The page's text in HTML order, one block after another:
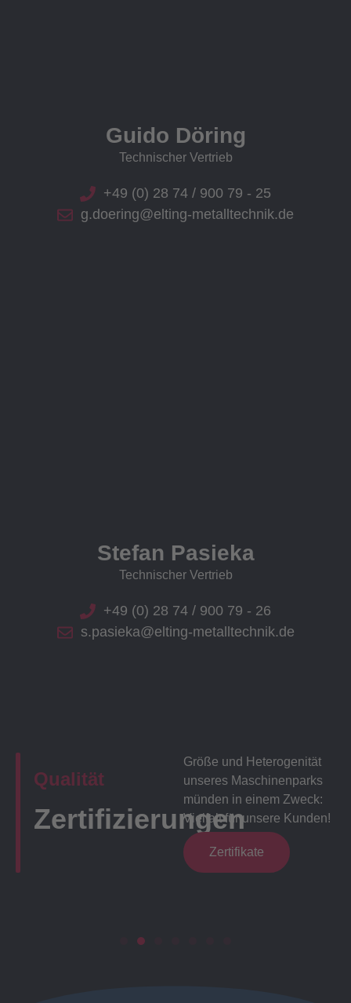
Guido Döring
Technischer Vertrieb
+49 (0) 28 74 / 900 79 - 25
g.doering@elting-metalltechnik.de
Stefan Pasieka
Technischer Vertrieb
+49 (0) 28 74 / 900 79 - 26
s.pasieka@elting-metalltechnik.de
Qualität
Zertifizierungen
Größe und Heterogenität
unseres Maschinenparks
münden in einem Zweck:
Vielfalt für unsere Kunden!
Zertifikate